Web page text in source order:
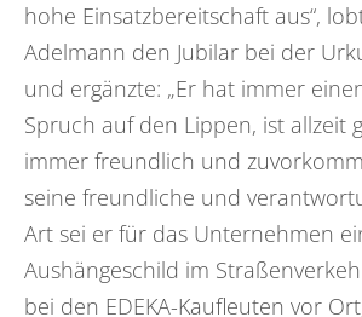
hohe Einsatzbereitschaft aus“,
Adelmann den Jubilar bei der
und ergänzte: „Er hat immer
Spruch auf den Lippen, ist allzeit
immer freundlich und
seine freundliche und
Art sei er für das Unternehmen
Aushängeschild im
bei den EDEKA-Kaufleuten vor